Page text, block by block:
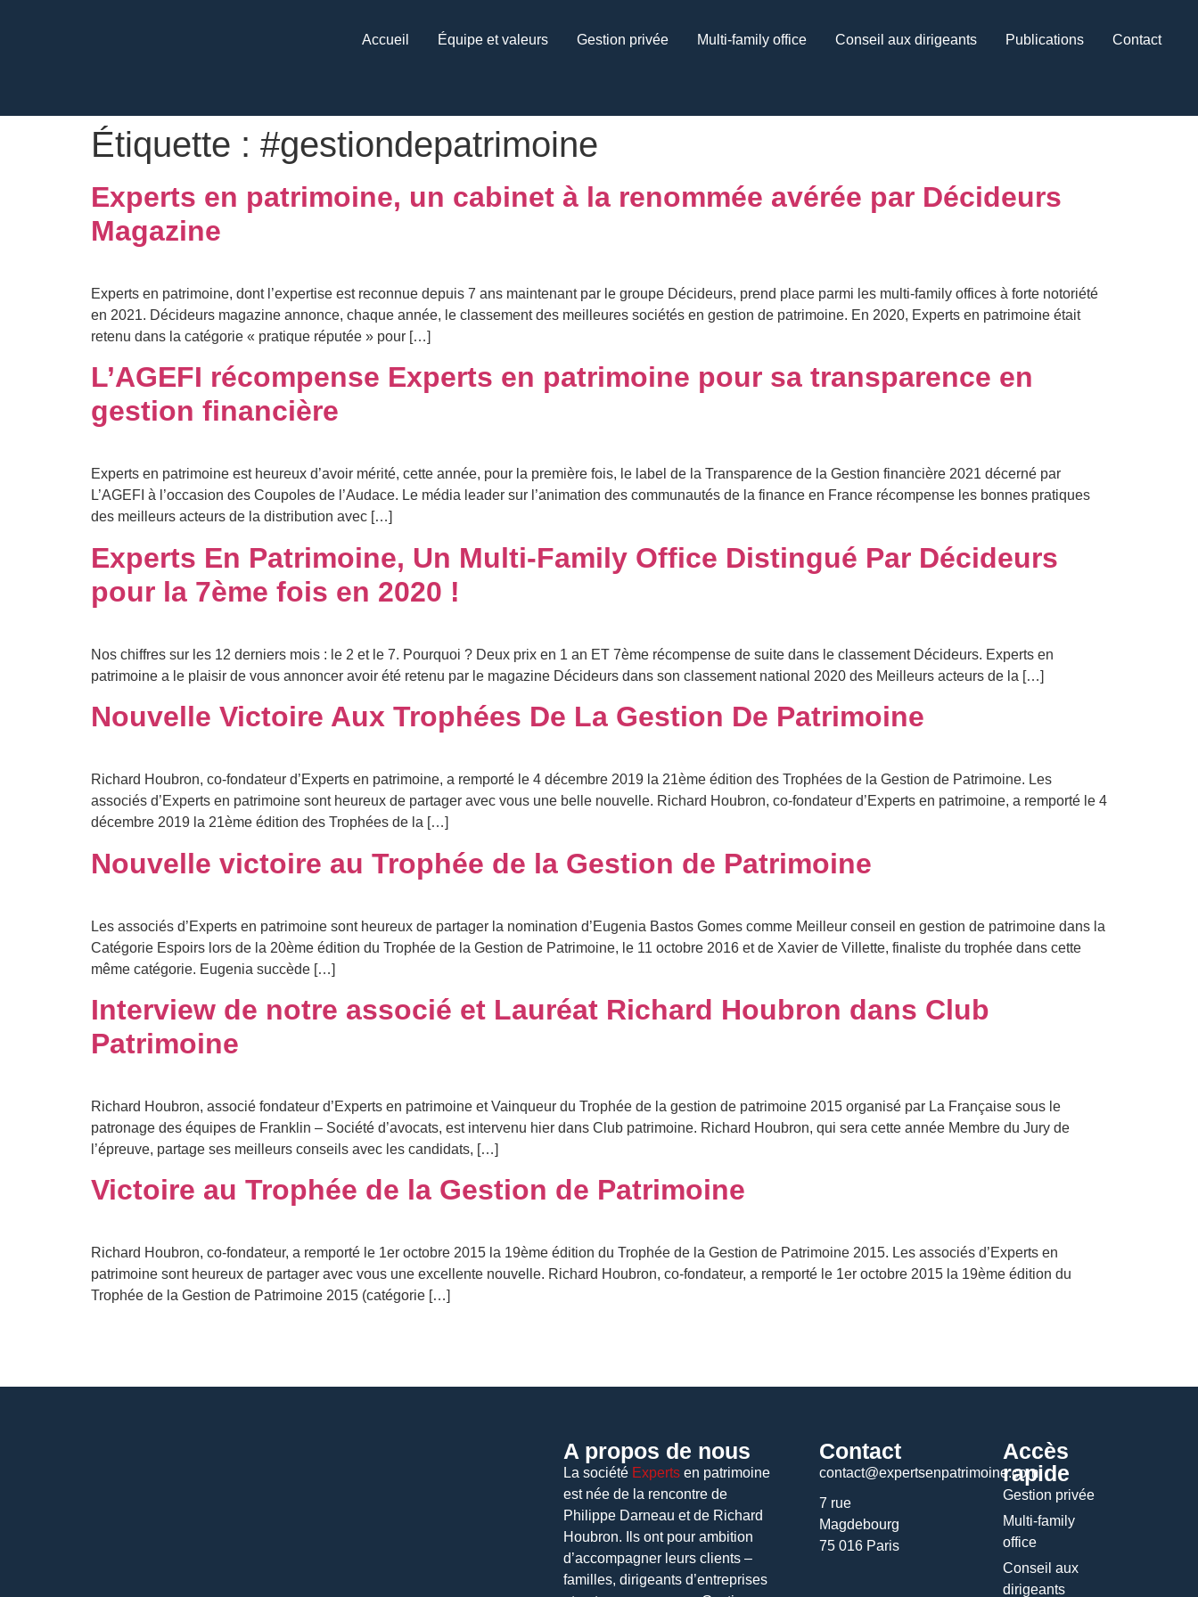
Accueil Équipe et valeurs Gestion privée Multi-family office Conseil aux dirigeants Publications Contact
Étiquette : #gestiondepatrimoine
Experts en patrimoine, un cabinet à la renommée avérée par Décideurs
Magazine
Experts en patrimoine, dont l’expertise est reconnue depuis 7 ans maintenant par le groupe Décideurs, prend place parmi les multi-family offices à forte notoriété
en 2021. Décideurs magazine annonce, chaque année, le classement des meilleures sociétés en gestion de patrimoine. En 2020, Experts en patrimoine était
retenu dans la catégorie « pratique réputée » pour […]
L’AGEFI récompense Experts en patrimoine pour sa transparence en
gestion financière
Experts en patrimoine est heureux d’avoir mérité, cette année, pour la première fois, le label de la Transparence de la Gestion financière 2021 décerné par
L’AGEFI à l’occasion des Coupoles de l’Audace. Le média leader sur l’animation des communautés de la finance en France récompense les bonnes pratiques
des meilleurs acteurs de la distribution avec […]
Experts En Patrimoine, Un Multi-Family Office Distingué Par Décideurs
pour la 7ème fois en 2020 !
Nos chiffres sur les 12 derniers mois : le 2 et le 7. Pourquoi ? Deux prix en 1 an ET 7ème récompense de suite dans le classement Décideurs. Experts en
patrimoine a le plaisir de vous annoncer avoir été retenu par le magazine Décideurs dans son classement national 2020 des Meilleurs acteurs de la […]
Nouvelle Victoire Aux Trophées De La Gestion De Patrimoine
Richard Houbron, co-fondateur d’Experts en patrimoine, a remporté le 4 décembre 2019 la 21ème édition des Trophées de la Gestion de Patrimoine. Les
associés d’Experts en patrimoine sont heureux de partager avec vous une belle nouvelle. Richard Houbron, co-fondateur d’Experts en patrimoine, a remporté le 4
décembre 2019 la 21ème édition des Trophées de la […]
Nouvelle victoire au Trophée de la Gestion de Patrimoine
Les associés d’Experts en patrimoine sont heureux de partager la nomination d’Eugenia Bastos Gomes comme Meilleur conseil en gestion de patrimoine dans la
Catégorie Espoirs lors de la 20ème édition du Trophée de la Gestion de Patrimoine, le 11 octobre 2016 et de Xavier de Villette, finaliste du trophée dans cette
même catégorie. Eugenia succède […]
Interview de notre associé et Lauréat Richard Houbron dans Club
Patrimoine
Richard Houbron, associé fondateur d’Experts en patrimoine et Vainqueur du Trophée de la gestion de patrimoine 2015 organisé par La Française sous le
patronage des équipes de Franklin – Société d’avocats, est intervenu hier dans Club patrimoine. Richard Houbron, qui sera cette année Membre du Jury de
l’épreuve, partage ses meilleurs conseils avec les candidats, […]
Victoire au Trophée de la Gestion de Patrimoine
Richard Houbron, co-fondateur, a remporté le 1er octobre 2015 la 19ème édition du Trophée de la Gestion de Patrimoine 2015. Les associés d’Experts en
patrimoine sont heureux de partager avec vous une excellente nouvelle. Richard Houbron, co-fondateur, a remporté le 1er octobre 2015 la 19ème édition du
Trophée de la Gestion de Patrimoine 2015 (catégorie […]
A propos de nous
La société Expertsen patrimoine
est née de la rencontre de
Philippe Darneau et de Richard
Houbron. Ils ont pour ambition
d’accompagner leurs clients –
familles, dirigeants d’entreprises
Contact
contact@expertsenpatrimoine.com
7 rue
Magdebourg
75 016 Paris
Accès
rapide
Gestion privée
Multi-family
office
Conseil aux
dirigeants